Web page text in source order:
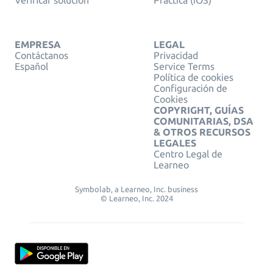
EMPRESA
Contáctanos
Español
LEGAL
Privacidad
Service Terms
Política de cookies
Configuración de
Cookies
COPYRIGHT, GUÍAS
COMUNITARIAS, DSA
& OTROS RECURSOS
LEGALES
Centro Legal de
Learneo
Symbolab, a Learneo, Inc. business
© Learneo, Inc. 2024